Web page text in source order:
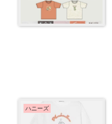
ハニーズ